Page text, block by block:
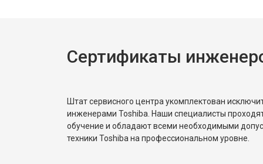
Замена реле
Сертификаты
Штат сервисного центра укомплектован
инженерами Toshiba. Наши специалисты
обучение и обладают всеми необходимыми
техники Toshiba на профессиональном уровне.